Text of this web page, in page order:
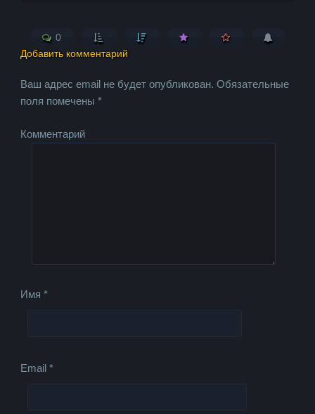
0
Добавить комментарий
Ваш адрес email не будет опубликован. Обязательные
поля помечены*
Комментарий
Имя*
Email*